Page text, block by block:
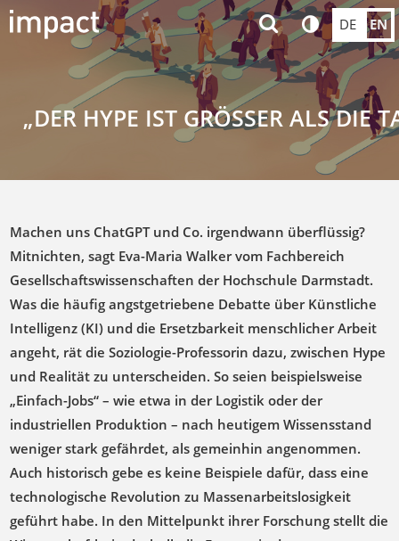
DE EN
„DER HYPE IST GRÖSSER ALS DIE
Machen uns ChatGPT und Co. irgendwann überflüssig?
Mitnichten, sagt Eva-Maria Walker vom Fachbereich
Gesellschaftswissenschaften der Hochschule Darmstadt.
Was die häufig angstgetriebene Debatte über Künstliche
Intelligenz (KI) und die Ersetzbarkeit menschlicher Arbeit
angeht, rät die Soziologie-Professorin dazu, zwischen Hype
und Realität zu unterscheiden. So seien beispielsweise
„Einfach-Jobs“ – wie etwa in der Logistik oder der
industriellen Produktion – nach heutigem Wissensstand
weniger stark gefährdet, als gemeinhin angenommen.
Auch historisch gebe es keine Beispiele dafür, dass eine
technologische Revolution zu Massenarbeitslosigkeit
geführt habe. In den Mittelpunkt ihrer Forschung stellt die